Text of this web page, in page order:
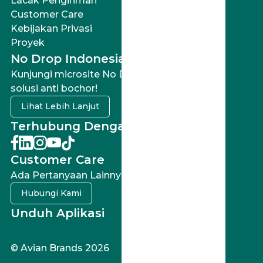
Customer Care
Kebijakan Privasi
Proyek
No Drop Indonesia
Kunjungi microsite No Drop Indonesia untuk
solusi anti bochor!
Lihat Lebih Lanjut
Terhubung Dengan Kami
Customer Care
Ada Pertanyaan Lainnya?
Hubungi Kami
Unduh Aplikasi
© Avian Brands 2026